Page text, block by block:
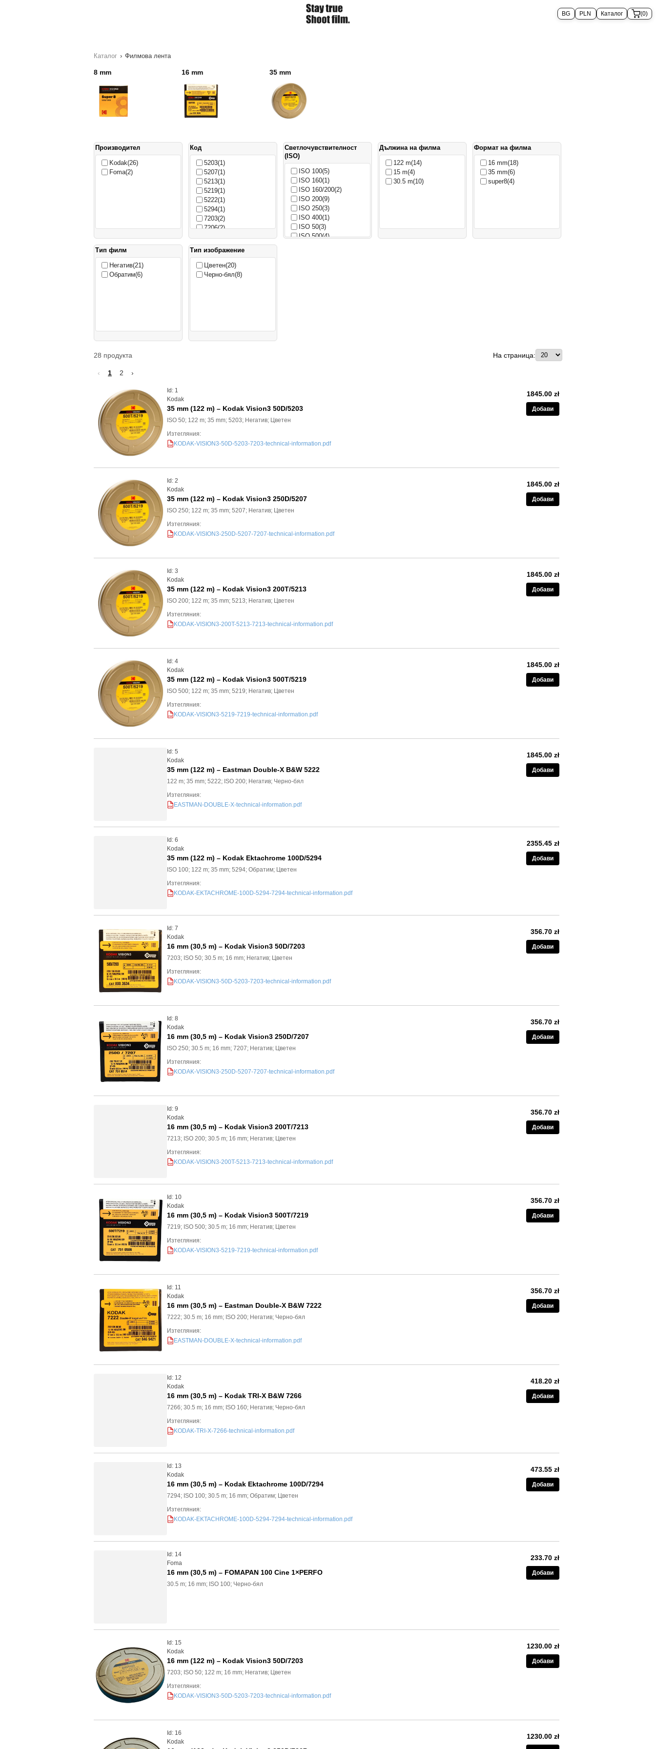
Каталог (0)
Каталог › Филмова лента
8 mm 16 mm 35 mm
Производител
Kodak(26)
Foma(2)
Код
5203(1)
5207(1)
5213(1)
5219(1)
5222(1)
5294(1)
7203(2)
7206(2)
7207(1)
7213(3)
(3)
7222(2)
7266(3)
Светлочувствителност
(ISO)
ISO 100(5)
ISO 160(1)
ISO 160/200(2)
ISO 200(9)
ISO 250(3)
ISO 400(1)
ISO 50(3)
ISO 500(4)
Дължина на филма
122 m(14)
15 m(4)
30.5 m(10)
Формат на филма
16 mm(18)
35 mm(6)
super8(4)
Тип филм
Негатив(21)
Обратим(6)
Тип изображение
Цветен(20)
Черно-бял(8)
28 продукта На страница:
‹ 1 2 ›
Id: 1
Kodak
35 mm (122 m) – Kodak Vision3 50D/5203
ISO 50; 122 m; 35 mm; 5203; Негатив; Цветен
Изтегляния:
PDF KODAK-VISION3-50D-5203-7203-technical-information.pdf
1845.00 zł
Добави
Id: 2
Kodak
35 mm (122 m) – Kodak Vision3 250D/5207
ISO 250; 122 m; 35 mm; 5207; Негатив; Цветен
Изтегляния:
PDF KODAK-VISION3-250D-5207-7207-technical-information.pdf
1845.00 zł
Добави
Id: 3
Kodak
35 mm (122 m) – Kodak Vision3 200T/5213
ISO 200; 122 m; 35 mm; 5213; Негатив; Цветен
Изтегляния:
PDF KODAK-VISION3-200T-5213-7213-technical-information.pdf
1845.00 zł
Добави
Id: 4
Kodak
35 mm (122 m) – Kodak Vision3 500T/5219
ISO 500; 122 m; 35 mm; 5219; Негатив; Цветен
Изтегляния:
PDF KODAK-VISION3-5219-7219-technical-information.pdf
1845.00 zł
Добави
Id: 5
Kodak
35 mm (122 m) – Eastman Double-X B&W 5222
122 m; 35 mm; 5222; ISO 200; Негатив; Черно-бял
Изтегляния:
PDF EASTMAN-DOUBLE-X-technical-information.pdf
1845.00 zł
Добави
Id: 6
Kodak
35 mm (122 m) – Kodak Ektachrome 100D/5294
ISO 100; 122 m; 35 mm; 5294; Обратим; Цветен
Изтегляния:
PDF KODAK-EKTACHROME-100D-5294-7294-technical-information.pdf
2355.45 zł
Добави
Id: 7
Kodak
16 mm (30,5 m) – Kodak Vision3 50D/7203
7203; ISO 50; 30.5 m; 16 mm; Негатив; Цветен
Изтегляния:
PDF KODAK-VISION3-50D-5203-7203-technical-information.pdf
356.70 zł
Добави
Id: 8
Kodak
16 mm (30,5 m) – Kodak Vision3 250D/7207
ISO 250; 30.5 m; 16 mm; 7207; Негатив; Цветен
Изтегляния:
PDF KODAK-VISION3-250D-5207-7207-technical-information.pdf
356.70 zł
Добави
Id: 9
Kodak
16 mm (30,5 m) – Kodak Vision3 200T/7213
7213; ISO 200; 30.5 m; 16 mm; Негатив; Цветен
Изтегляния:
PDF KODAK-VISION3-200T-5213-7213-technical-information.pdf
356.70 zł
Добави
Id: 10
Kodak
16 mm (30,5 m) – Kodak Vision3 500T/7219
7219; ISO 500; 30.5 m; 16 mm; Негатив; Цветен
Изтегляния:
PDF KODAK-VISION3-5219-7219-technical-information.pdf
356.70 zł
Добави
Id: 11
Kodak
16 mm (30,5 m) – Eastman Double-X B&W 7222
7222; 30.5 m; 16 mm; ISO 200; Негатив; Черно-бял
Изтегляния:
PDF EASTMAN-DOUBLE-X-technical-information.pdf
356.70 zł
Добави
Id: 12
Kodak
16 mm (30,5 m) – Kodak TRI-X B&W 7266
7266; 30.5 m; 16 mm; ISO 160; Негатив; Черно-бял
Изтегляния:
PDF KODAK-TRI-X-7266-technical-information.pdf
418.20 zł
Добави
Id: 13
Kodak
16 mm (30,5 m) – Kodak Ektachrome 100D/7294
7294; ISO 100; 30.5 m; 16 mm; Обратим; Цветен
Изтегляния:
PDF KODAK-EKTACHROME-100D-5294-7294-technical-information.pdf
473.55 zł
Добави
Id: 14
Foma
16 mm (30,5 m) – FOMAPAN 100 Cine 1×PERFO
30.5 m; 16 mm; ISO 100; Черно-бял
233.70 zł
Добави
Id: 15
Kodak
16 mm (122 m) – Kodak Vision3 50D/7203
7203; ISO 50; 122 m; 16 mm; Негатив; Цветен
Изтегляния:
PDF KODAK-VISION3-50D-5203-7203-technical-information.pdf
1230.00 zł
Добави
Id: 16
Kodak
1230.00 zł